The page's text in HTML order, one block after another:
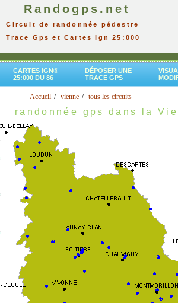
Randogps.net
Circuit de randonnée pédestre
Trace Gps et Cartes Ign 25:000
CARTES IGN®
25:000 DU 86
DÉPOSER UNE
TRACE GPS
Accueil vienne tous les circuits
randonnée gps dans la